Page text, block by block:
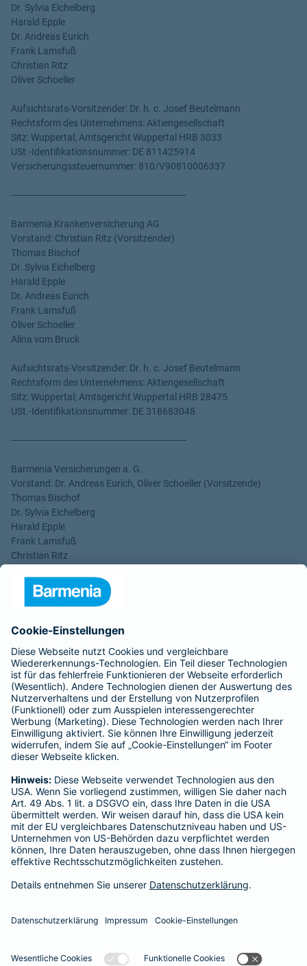
Dr. Sylvia Eichelberg
Harald Epple
Dr. Andreas Eurich
Frank Lamsfuß
Christian Ritz
Oliver Schoeller
Aufsichtsrats-Vorsitzender: Dr. h. c. Josef Beutelmann
Rechtsform des Unternehmens: Aktiengesellschaft
Sitz: Wuppertal; Amtsgericht Wuppertal HRB 3033
USt.-Identifikationsnummer: DE 811425914
Versicherungssteuernummer: 810/V90810006337
----------------------------------------------------------------
Barmenia Krankenversicherung AG
Vorstand: Christian Ritz (Vorsitzender)
Thomas Bischof
Dr. Sylvia Eichelberg
Harald Epple
Dr. Andreas Eurich
Frank Lamsfuß
Oliver Schoeller
Alina vom Bruck
Aufsichtsrats-Vorsitzender: Dr. h. c. Josef Beutelmann
Rechtsform des Unternehmens: Aktiengesellschaft
Sitz: Wuppertal; Amtsgericht Wuppertal HRB 28475
USt.-Identifikationsnummer: DE 318683048
----------------------------------------------------------------
Barmenia Versicherungen a. G.
Vorstand: Dr. Andreas Eurich, Oliver Schoeller (Vorsitzende)
Thomas Bischof
Dr. Sylvia Eichelberg
Harald Epple
Frank Lamsfuß
Christian Ritz
Aufsichtsrats-Vorsitzender: Dr. h. c. Josef Beutelmann
Gegenseitigkeit
USt.-Identifikationsnummer: DE 121102508
----------------------------------------------------------------
Gothaer Lebensversicherung AG
Vorstand: Alina vom Bruck (Vorsitzende)
Thomas Bischof
Dr. Sylvia Eichelberg
Dr. Andreas Eurich
Frank Lamsfuß
Christian Ritz
Oliver Schoeller
Aufsichtsrats-Vorsitzender: Prof. Dr. Werner Görg
Sitz: Köln; Amtsgericht Köln HRB 56769